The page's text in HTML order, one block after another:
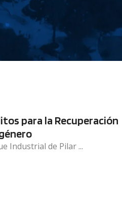
para la Recuperación
Industrial de Pilar ...